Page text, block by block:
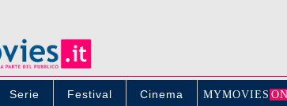
Serie Festival Cinema MYMOVIE S